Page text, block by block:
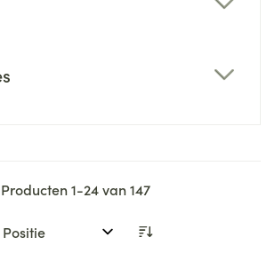
Producten1-24van147
Sorteer op: